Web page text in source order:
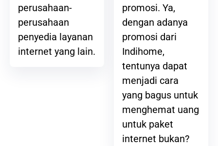
perusahaan-
perusahaan
penyedia layanan
internet yang lain.
promosi. Ya,
dengan adanya
promosi dari
Indihome,
tentunya dapat
menjadi cara
yang bagus untuk
menghemat uang
untuk paket
internet bukan?